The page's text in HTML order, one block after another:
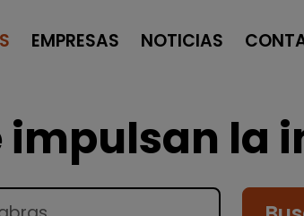
EMPRESAS NOTICIAS
impulsan la